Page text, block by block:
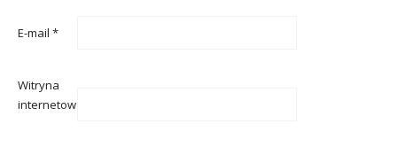
E-mail *
Witryna
internetowa